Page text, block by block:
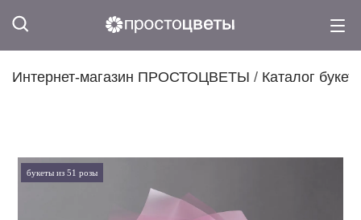
Интернет-магазин ПРОСТОЦВЕТЫ / Каталог
букеты из 51 розы